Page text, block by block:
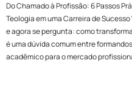
Do Chamado à Profissão: 6 Passos
Teologia em uma Carreira de
e agora se pergunta: como
é uma dúvida comum entre
acadêmico para o mercado